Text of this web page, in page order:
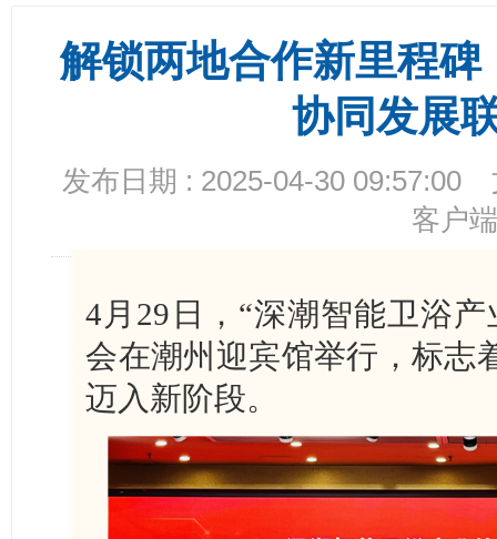
解锁两地合作新里程
协同发展
发布日期 : 2025-04-30 09:57:00
客户端
4月29日，“深潮智能卫浴
会在潮州迎宾馆举行，标志
迈入新阶段。